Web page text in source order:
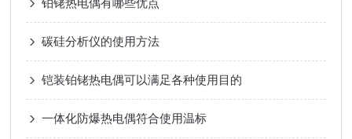
铂铑热电偶有哪些优点
碳硅分析仪的使用方法
铠装铂铑热电偶可以满足各种使用目的
一体化防爆热电偶符合使用温标